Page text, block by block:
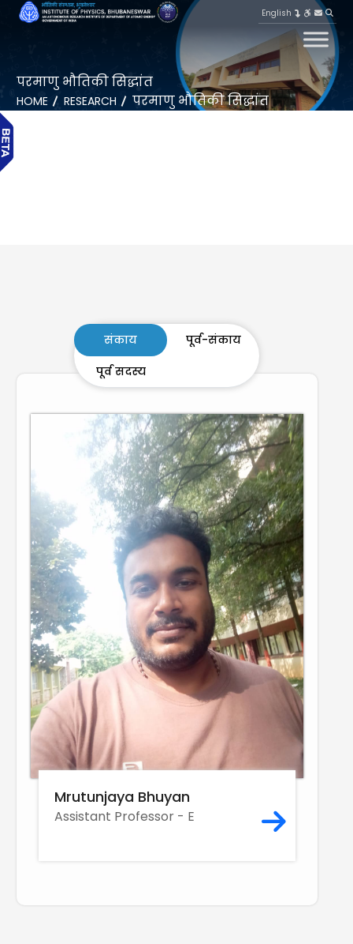
English
परमाणु भौतिकी सिद्धांत
HOME RESEARCH परमाणु भौतिकी सिद्धांत
संकाय
पूर्व-संकाय
पूर्व सदस्य
Mrutunjaya Bhuyan
Assistant Professor - E